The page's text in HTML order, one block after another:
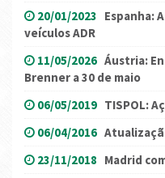
20/01/2023 Espanha:
veículos ADR
11/05/2026 Áustria:
Brenner a 30 de maio
06/05/2019 TISPOL:
06/04/2016
23/11/2018 Madrid